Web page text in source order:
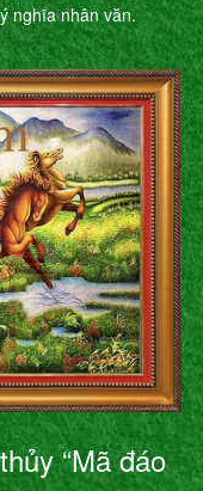
nghĩa nhân văn.
“Mã đáo